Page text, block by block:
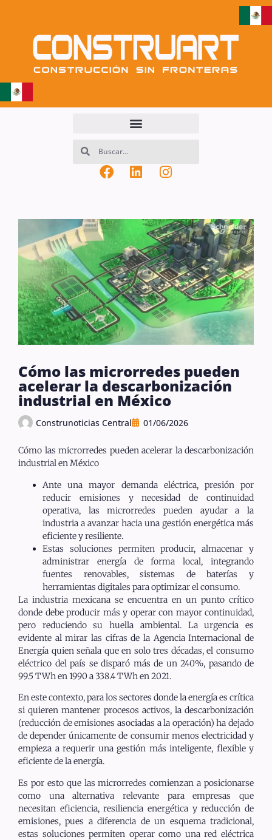
Cómo las microrredes pueden
acelerar la descarbonización
industrial en México
Construnoticias Central 01/06/2026
Cómo las microrredes pueden acelerar la descarbonización
industrial en México
Ante una mayor demanda eléctrica, presión por
reducir emisiones y necesidad de continuidad
operativa, las microrredes pueden ayudar a la
industria a avanzar hacia una gestión energética más
eficiente y resiliente.
Estas soluciones permiten producir, almacenar y
administrar energía de forma local, integrando
fuentes renovables, sistemas de baterías y
herramientas digitales para optimizar el consumo.
La industria mexicana se encuentra en un punto crítico
donde debe producir más y operar con mayor continuidad,
pero reduciendo su huella ambiental. La urgencia es
evidente al mirar las cifras de la Agencia Internacional de
Energía quien señala que en solo tres décadas, el consumo
eléctrico del país se disparó más de un 240%, pasando de
99.5 TWh en 1990 a 338.4 TWh en 2021.
En este contexto, para los sectores donde la energía es crítica
si quieren mantener procesos activos, la descarbonización
(reducción de emisiones asociadas a la operación) ha dejado
de depender únicamente de consumir menos electricidad y
empieza a requerir una gestión más inteligente, flexible y
eficiente de la energía.
Es por esto que las microrredes comienzan a posicionarse
como una alternativa relevante para empresas que
necesitan eficiencia, resiliencia energética y reducción de
emisiones, pues a diferencia de un esquema tradicional,
estas soluciones permiten operar como una red eléctrica